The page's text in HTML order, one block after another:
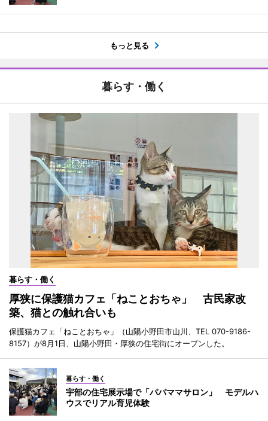
もっと見る
暮らす・働く
暮らす・働く
厚狭に保護猫カフェ「ねことおちゃ」 古民家改
築、猫との触れ合いも
保護猫カフェ「ねことおちゃ」（山陽小野田市山川、TEL 070-9186-
8157）が8月1日、山陽小野田・厚狭の住宅街にオープンした。
暮らす・働く
宇部の住宅展示場で「パパママサロン」 モデルハ
ウスでリアル育児体験